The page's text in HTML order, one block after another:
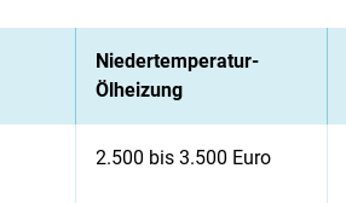
Niedertemperatur-
Ölheizung
2.500 bis 3.500 Euro